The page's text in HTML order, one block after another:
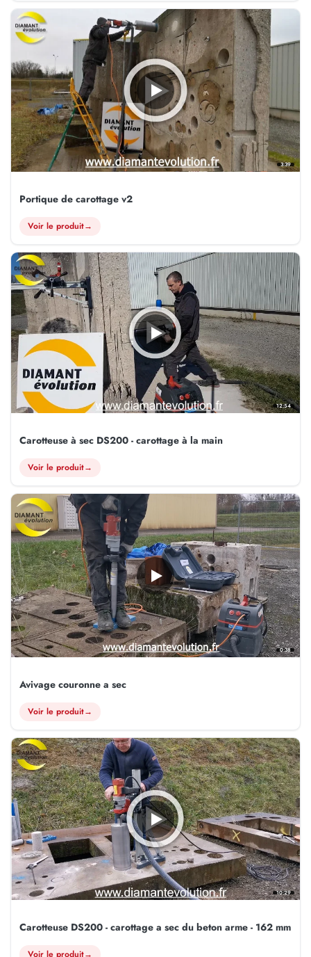
3:39
Portique de carottage v2
Voir le produit→
12:54
Carotteuse à sec DS200 - carottage à la main
Voir le produit→
0:38
Avivage couronne a sec
Voir le produit→
10:29
Carotteuse DS200 - carottage a sec du beton arme - 162 mm
Voir le produit→